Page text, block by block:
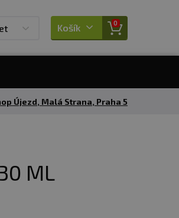
Košík 0
Újezd, Malá Strana, Praha 5
ML